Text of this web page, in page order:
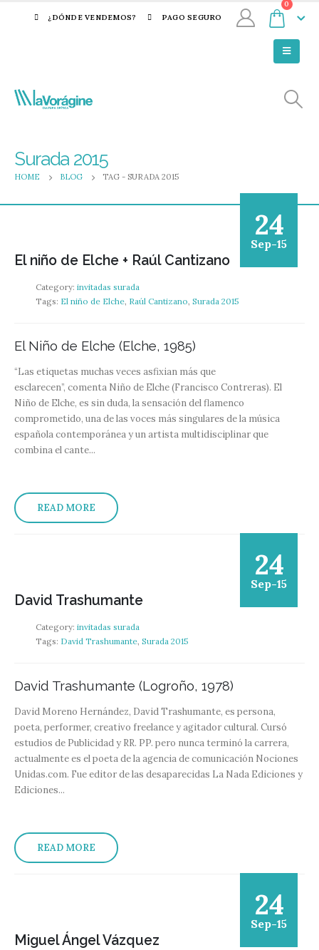
¿DÓNDE VENDEMOS? PAGO SEGURO
0
Surada 2015
HOME BLOG TAG - SURADA 2015
24
Sep-15
El niño de Elche + Raúl Cantizano
Category: invitadas surada
Tags: El niño de Elche Raúl Cantizano Surada 2015
El Niño de Elche (Elche, 1985)
“Las etiquetas muchas veces asfixian más que
esclarecen”, comenta Niño de Elche (Francisco Contreras). El
Niño de Elche, es sin duda, la sensación del flamenco
comprometido, una de las voces más singulares de la música
española contemporánea y un artista multidisciplinar que
combina el cante...
READ MORE
24
Sep-15
David Trashumante
Category: invitadas surada
Tags: David Trashumante Surada 2015
David Trashumante (Logroño, 1978)
David Moreno Hernández, David Trashumante, es persona,
poeta, performer, creativo freelance y agitador cultural. Cursó
estudios de Publicidad y RR. PP. pero nunca terminó la carrera,
actualmente es el poeta de la agencia de comunicación Nociones
Unidas.com. Fue editor de las desaparecidas La Nada Ediciones y
Ediciones...
READ MORE
24
Sep-15
Miguel Ángel Vázquez